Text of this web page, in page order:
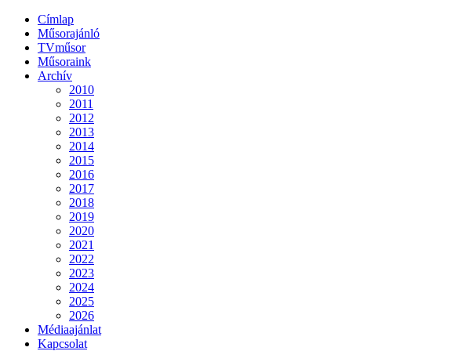
Címlap
Műsorajánló
TVműsor
Műsoraink
Archív
2010
2011
2012
2013
2014
2015
2016
2017
2018
2019
2020
2021
2022
2023
2024
2025
2026
Médiaajánlat
Kapcsolat